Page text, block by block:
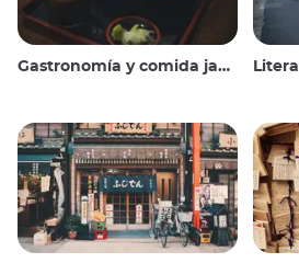
Gastronomía y comida japonesas